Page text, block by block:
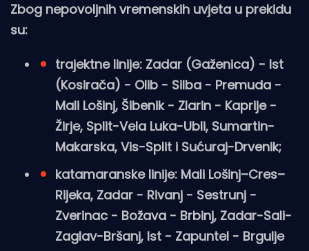
Zbog nepovoljnih vremenskih uvjeta u prekidu
su:
trajektne linije: Zadar (Gaženica) - Ist
(Kosirača) - Olib - Silba - Premuda -
Mali Lošinj, Šibenik - Zlarin - Kaprije -
Žirje , Split-Vela Luka-Ubli, Sumartin-
Makarska, Vis-Split i Sućuraj-Drvenik;
katamaranske linije: Mali Lošinj–Cres–
Rijeka, Zadar - Rivanj - Sestrunj -
Zverinac - Božava - Brbinj , Zadar-Sali-
Zaglav-Bršanj, Ist - Zapuntel - Brgulje